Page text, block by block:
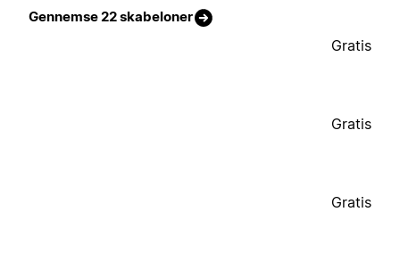
Gennemse 22 skabeloner
Gratis
Gratis
Gratis